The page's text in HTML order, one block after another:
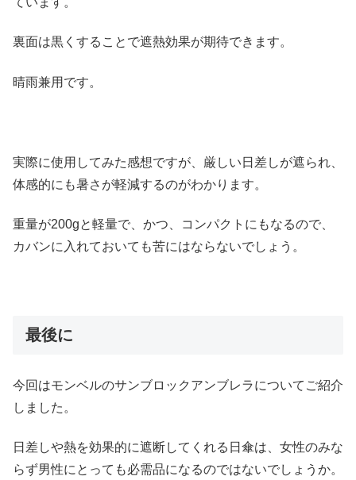
裏面は黒くすることで遮熱効果が期待できます。
晴雨兼用です。
実際に使用してみた感想ですが、厳しい日差しが遮られ、
体感的にも暑さが軽減するのがわかります。
重量が200gと軽量で、かつ、コンパクトにもなるので、
カバンに入れておいても苦にはならないでしょう。
最後に
今回はモンベルのサンブロックアンブレラについてご紹介
しました。
日差しや熱を効果的に遮断してくれる日傘は、女性のみな
らず男性にとっても必需品になるのではないでしょうか。